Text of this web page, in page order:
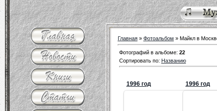
Главная» Фотоальбом » Майкл в
Фотографий в альбоме: 22
Сортировать по: Названию
1996 год 1996 год